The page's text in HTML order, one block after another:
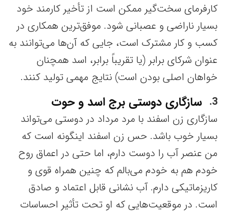
کارفرمای سخت‌گیر ممکن است از تأخیر کارمند خود
بسیار ناراضی و عصبانی شود. موفق‌ترین همکاری در
کسب و کار مشترک است، جایی که آن‌ها می‌توانند به
عنوان شرکای برابر (یا تقریباً برابر، اسد همچنان
خواهان اصلی بودن است) نتایج مهمی تولید کنند.
3
سازگاری دوستی برج اسد و حوت
سازگاری زن اسفند با مرد مرداد در دوستی می‌تواند
بسیار خوب باشد. حس زن اسفند اینگونه است که
من عنصر آب را دوست دارم، اما حتی در اعماق روح
خودم هم به خودم می‌بالم که چنین همراه قوی و
کاریزماتیکی دارم. آب نشانی قابل اعتماد و صادق
است. در موقعیت‌هایی که او تحت تأثیر احساسات